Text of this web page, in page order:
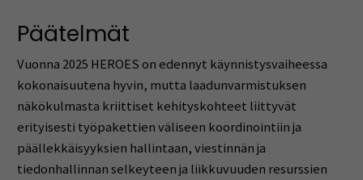
Päätelmät
Vuonna 2025 HEROES on edennyt käynnistysvaiheessa
kokonaisuutena hyvin, mutta laadunvarmistuksen
näkökulmasta kriittiset kehityskohteet liittyvät
erityisesti työpakettien väliseen koordinointiin ja
päällekkäisyyksien hallintaan, viestinnän ja
tiedonhallinnan selkeyteen ja liikkuvuuden resurssien